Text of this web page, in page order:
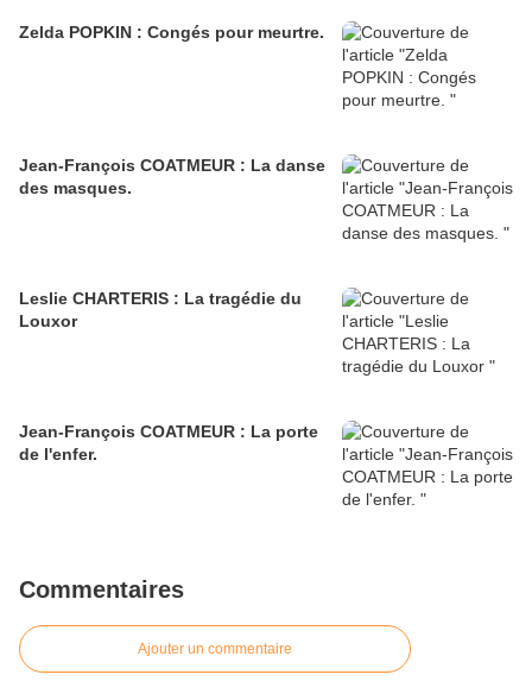
Zelda POPKIN : Congés pour meurtre.
Jean-François COATMEUR : La danse
des masques.
Leslie CHARTERIS : La tragédie du
Louxor
Jean-François COATMEUR : La porte
de l'enfer.
Commentaires
Ajouter un commentaire